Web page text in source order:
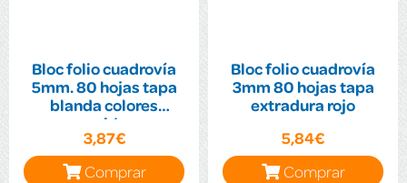
Bloc folio cuadrovía
5mm. 80 hojas tapa
blanda colores
surtidos
3,87€
Comprar
Bloc folio cuadrovía
3mm 80 hojas tapa
extradura rojo
5,84€
Comprar